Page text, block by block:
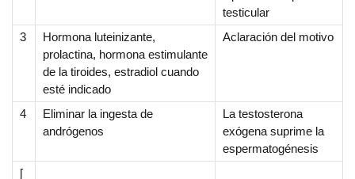
testicular
3
Hormona luteinizante,
prolactina, hormona estimulante
de la tiroides, estradiol cuando
esté indicado
Aclaración del motivo
4
Eliminar la ingesta de
andrógenos
La testosterona
exógena suprime la
espermatogénesis
[